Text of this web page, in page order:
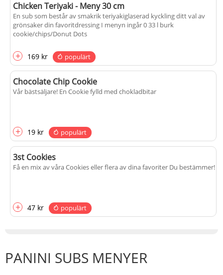
Chicken Teriyaki - Meny 30 cm
En sub som består av smakrik teriyakiglaserad kyckling ditt val av
grönsaker din favoritdressing I menyn ingår 0 33 l burk
cookie/chips/Donut Dots
+ 169 kr populärt
Chocolate Chip Cookie
Vår bästsäljare! En Cookie fylld med chokladbitar
+ 19 kr populärt
3st Cookies
Få en mix av våra Cookies eller flera av dina favoriter Du bestämmer!
+ 47 kr populärt
PANINI SUBS MENYER